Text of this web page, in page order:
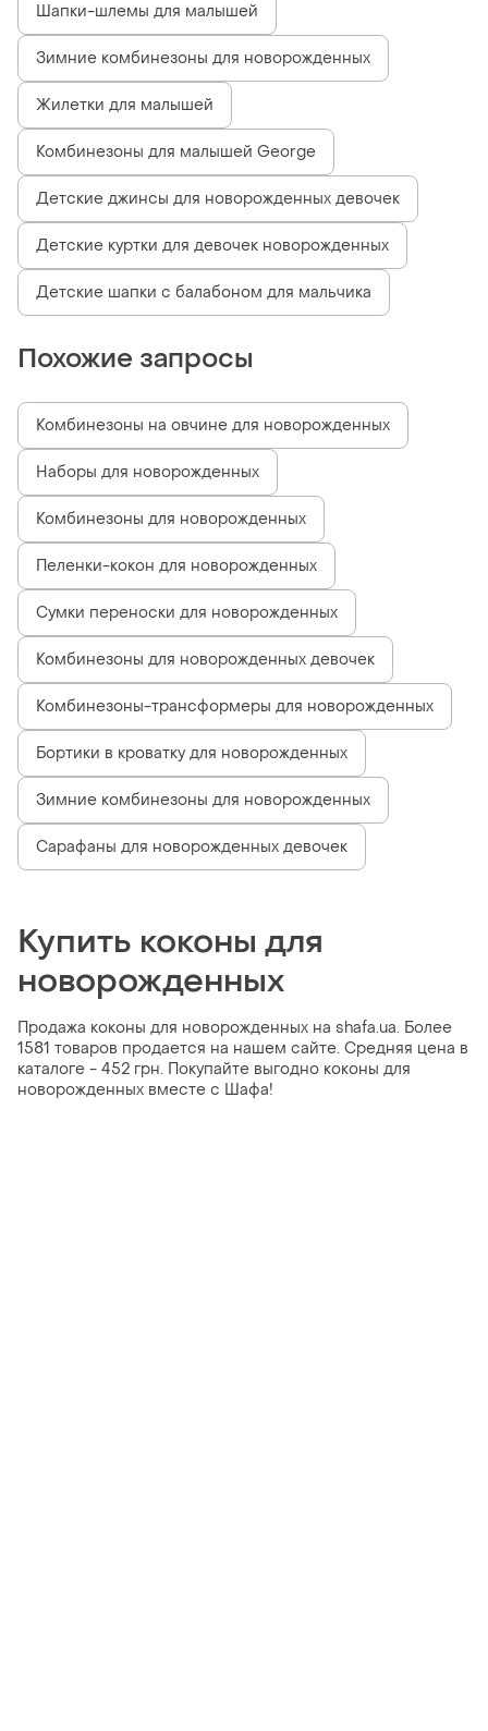
Шапки-шлемы для малышей
Зимние комбинезоны для новорожденных
Жилетки для малышей
Комбинезоны для малышей George
Детские джинсы для новорожденных девочек
Детские куртки для девочек новорожденных
Детские шапки с балабоном для мальчика
Похожие запросы
Комбинезоны на овчине для новорожденных
Наборы для новорожденных
Комбинезоны для новорожденных
Пеленки-кокон для новорожденных
Сумки переноски для новорожденных
Комбинезоны для новорожденных девочек
Комбинезоны-трансформеры для новорожденных
Бортики в кроватку для новорожденных
Зимние комбинезоны для новорожденных
Сарафаны для новорожденных девочек
Купить коконы для
новорожденных
Продажа коконы для новорожденных на shafa.ua. Более
1581 товаров продается на нашем сайте. Средняя цена в
каталоге - 452 грн. Покупайте выгодно коконы для
новорожденных вместе с Шафа!